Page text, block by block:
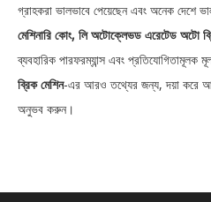
গ্রাহকরা ভালভাবে পেয়েছেন এবং অনেক দেশে
মেশিনারি কোং, লি অটোক্লেভড এরেটেড অটো
ব্যবহারিক পারফরম্যান্স এবং প্রতিযোগিতামূলক
ব্রিক মেশিন-এর আরও তথ্যের জন্য, দয়া করে
অনুভব করুন।